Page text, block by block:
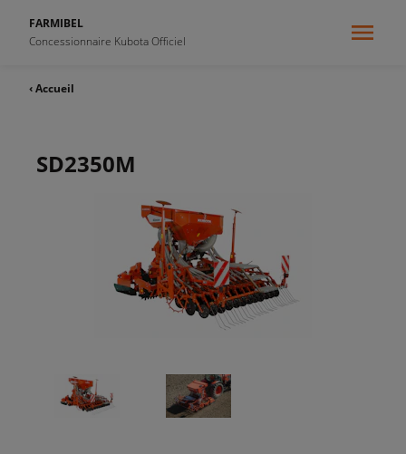
FARMIBEL
Concessionnaire Kubota Officiel
‹ Accueil
SD2350M